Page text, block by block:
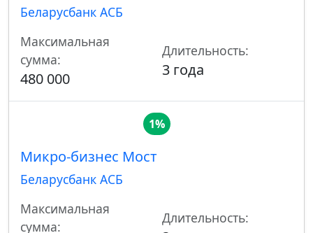
Беларусбанк АСБ
Максимальная
сумма:
480 000
Длительность:
3 года
1%
Микро-бизнес Мост
Беларусбанк АСБ
Максимальная
сумма:
Длительность: